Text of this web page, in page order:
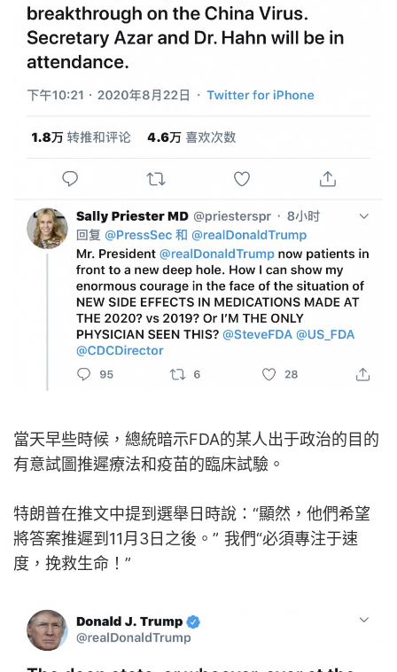
當天早些時候，總統暗示FDA的某人出于政治的目的
有意試圖推遲療法和疫苗的臨床試驗。
特朗普在推文中提到選舉日時說：“顯然，他們希望
將答案推遲到11月3日之後。” 我們“必須專注于速
度，挽救生命！”